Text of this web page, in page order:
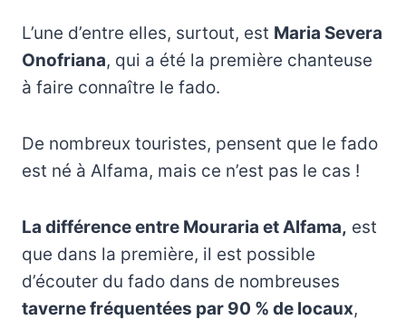
L’une d’entre elles, surtout, est Maria Severa
Onofriana, qui a été la première chanteuse
à faire connaître le fado.
De nombreux touristes, pensent que le fado
est né à Alfama, mais ce n’est pas le cas !
La différence entre Mouraria et Alfama, est
que dans la première, il est possible
d’écouter du fado dans de nombreuses
taverne fréquentées par 90 % de locaux,